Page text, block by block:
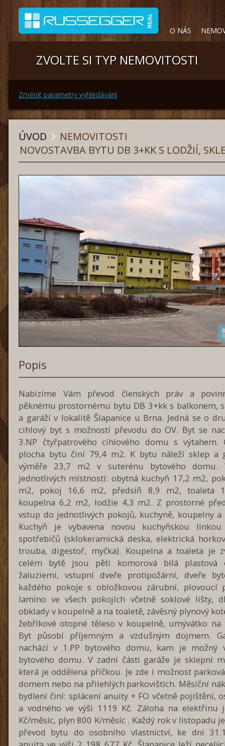
O NÁS
ZVOLTE SI TYP NEMOVITOSTI
Změnit parametry vyhledávání
ÚVOD
NEMOVITOSTI
NOVOSTAVBA BYTU DB 3+KK S LODŽIÍ,
Popis
Nabízíme Vám převod členských práv a
pěknému prostornému bytu DB 3+kk s balkonem,
a garáží v lokalitě Šlapanice u Brna. Jedná se o
cihlový byt s možností převodu do OV. Byt se
3.NP čtyřpatrového cihlového domu s výtahem.
plocha bytu činí 79,4 m2. K bytu náleží sklep a
výměře 23,7 m2 v suterénu bytového domu.
jednotlivých místností: obytná kuchyň 17,2 m2,
m2, pokoj 16,6 m2, předsíň 8,9 m2, toaleta
koupelna 6,2 m2, lodžie 4,3 m2. Z prostorné
vstup do jednotlivých pokojů, kuchyně, koupelny a
Kuchyň je vybavena novou kuchyňskou linkou
spotřebičů (sklokeramická deska, elektrická
trouba, digestoř, myčka). Koupelna a toaleta je
celém bytě jsou pěti komorová bílá plastová
žaluziemi, vstupní dveře protipožární, dveře
každého pokoje s obložkovou zárubní, plovoucí
lamino ve všech pokojích včetně soklové lišty,
obklady v koupelně a na toaletě, závěsný plynový
žebříkové otopné těleso v koupelně, umývátko na
Byt působí příjemným a vzdušným dojmem.
nachází v 1.PP bytového domu, kam je možný
bytového domu. V zadní části garáže je sklepní
která je oddělena příčkou. Je zde i možnost
domem nebo na přilehlých parkovištích. Měsíční
bydlení činí: splácení anuity + FO včetně pojištění,
a vodného ve výši 1119 Kč. Záloha na elektřinu
Kč/měsíc, plyn 800 K/měsíc . Každý rok v listopadu
převod bytu do osobního vlastnictví, ke dni